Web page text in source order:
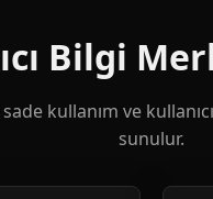
Bilgi
kullanım ve
sunulur.